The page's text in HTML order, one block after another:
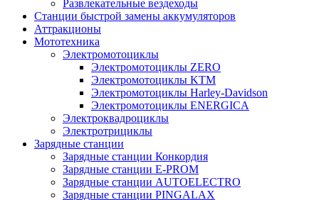
Развлекательные вездеходы
Станции быстрой замены аккумуляторов
Аттракционы
Мототехника
Электромотоциклы
Электромотоциклы ZERO
Электромотоциклы KTM
Электромотоциклы Harley-Davidson
Электромотоциклы ENERGICA
Электроквадроциклы
Электротрициклы
Зарядные станции
Зарядные станции Конкордия
Зарядные станции E-PROM
Зарядные станции AUTOELECTRO
Зарядные станции PINGALAX